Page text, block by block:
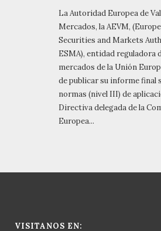
La Autoridad Europea de
Mercados, la AEVM,
Securities and Markets
ESMA), entidad reguladora
mercados de la Unión
de publicar su informe final
normas (nivel III) de
Directiva delegada de la
Europea...
VISITANOS EN: